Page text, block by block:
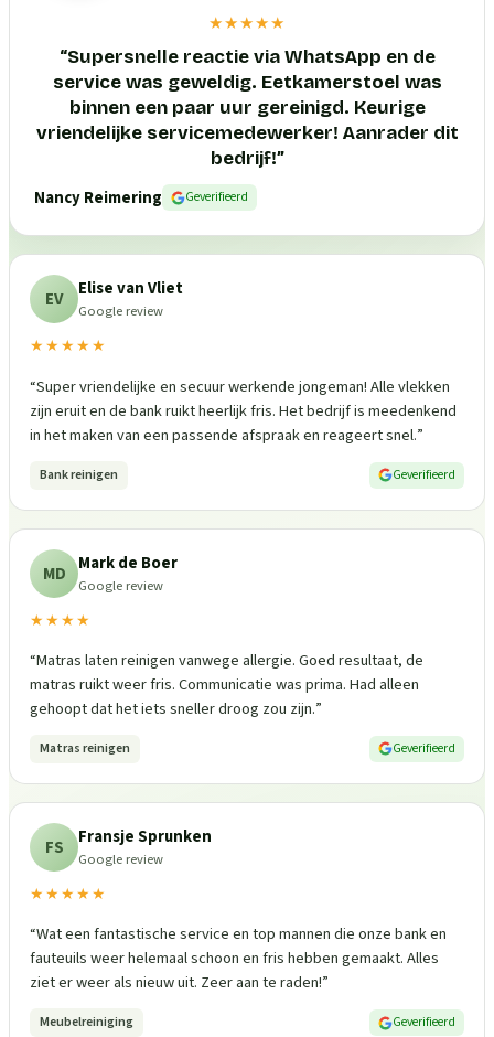
★★★★★
“Supersnelle reactie via WhatsApp en de
service was geweldig. Eetkamerstoel was
binnen een paar uur gereinigd. Keurige
vriendelijke servicemedewerker! Aanrader dit
bedrijf!”
Nancy Reimering
Geverifieerd
EV Elise van Vliet
Google review
★★★★★
“Super vriendelijke en secuur werkende jongeman! Alle vlekken
zijn eruit en de bank ruikt heerlijk fris. Het bedrijf is meedenkend
in het maken van een passende afspraak en reageert snel.”
Bank reinigen Geverifieerd
MD Mark de Boer
Google review
★★★★
“Matras laten reinigen vanwege allergie. Goed resultaat, de
matras ruikt weer fris. Communicatie was prima. Had alleen
gehoopt dat het iets sneller droog zou zijn.”
Matras reinigen Geverifieerd
FS Fransje Sprunken
Google review
★★★★★
“Wat een fantastische service en top mannen die onze bank en
fauteuils weer helemaal schoon en fris hebben gemaakt. Alles
ziet er weer als nieuw uit. Zeer aan te raden!”
Meubelreiniging Geverifieerd